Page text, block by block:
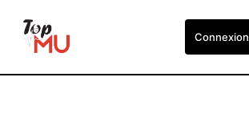
Connexion